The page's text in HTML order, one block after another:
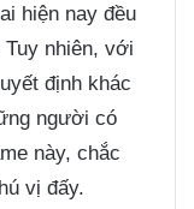
hiện nay đều
nhiên, với
định khác
người có
này, chắc
vị đấy.